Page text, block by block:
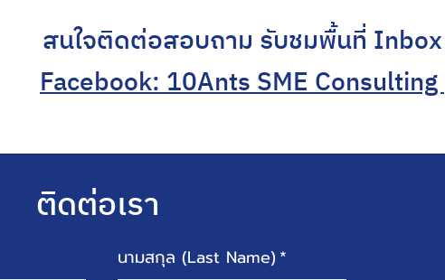
สนใจติดต่อสอบถาม รับชมพื้นที่ Inbox
Facebook: 10Ants SME Consulting
ติดต่อเรา
นามสกุล (Last Name) *